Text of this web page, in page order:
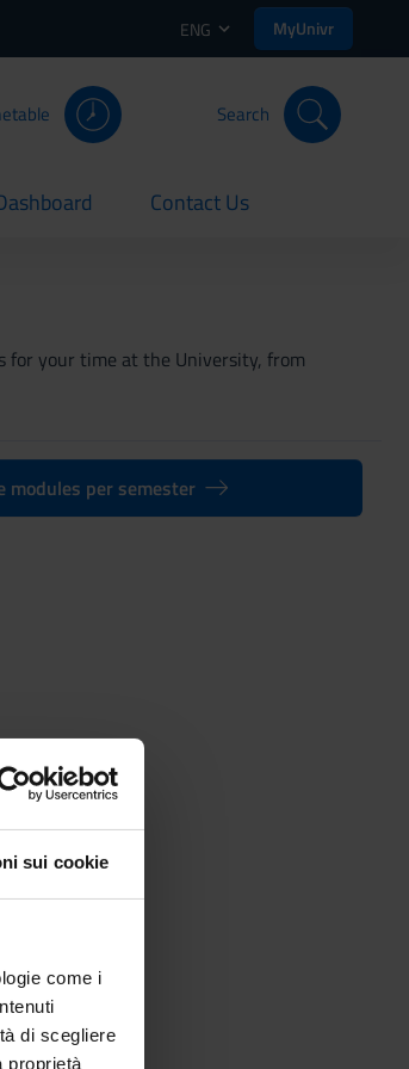
sui cookie
come i
di scegliere
proprietà
ENG MyUnivr
Search
Contact Us
current
for your time at the University, from
modules per semester